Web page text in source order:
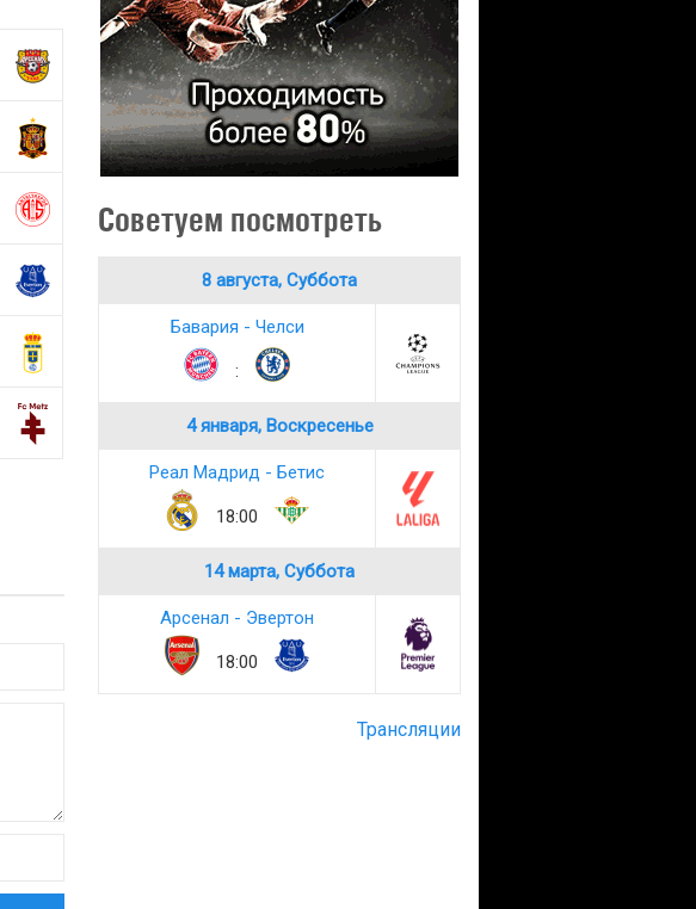
Советуем посмотреть
8 августа, Суббота
Бавария - Челси
:
4 января, Воскресенье
Реал Мадрид - Бетис
18:00
14 марта, Суббота
Арсенал - Эвертон
18:00
Трансляции